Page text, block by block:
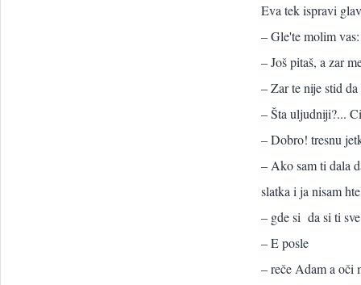
Eva tek ispravi
– Gle'te molim
– Još pitaš, a zar
– Zar te nije stid
– Šta uljudniji?...
– Dobro! tresnu
– Ako sam ti dala
slatka i ja nisam
– gde si da si ti
– E posle
– reče Adam a oči